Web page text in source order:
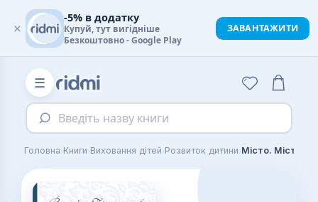
☰
Введіть назву книги
Головна›Книги›Виховання дітей›Розвиток дитини›Місто. Місто
×
-5% в додатку
Купуй, тут вигідніше
Безкоштовно - Google Play
ЗАВАНТАЖИТИ